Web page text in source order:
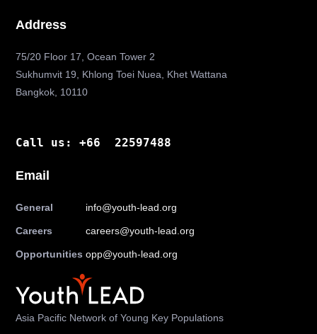
Address
75/20 Floor 17, Ocean Tower 2
Sukhumvit 19, Khlong Toei Nuea, Khet Wattana
Bangkok, 10110
Call us: +66 22597488
Email
General info@youth-lead.org
Careers careers@youth-lead.org
Opportunities opp@youth-lead.org
Asia Pacific Network of Young Key Populations